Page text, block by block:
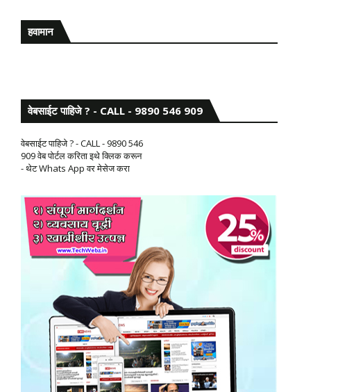
हवामान
वेबसाईट पाहिजे ? - CALL - 9890 546 909
वेबसाईट पाहिजे ? - CALL - 9890 546
909 वेब पोर्टल करिता इथे क्लिक करून
- थेट Whats App वर मेसेज करा